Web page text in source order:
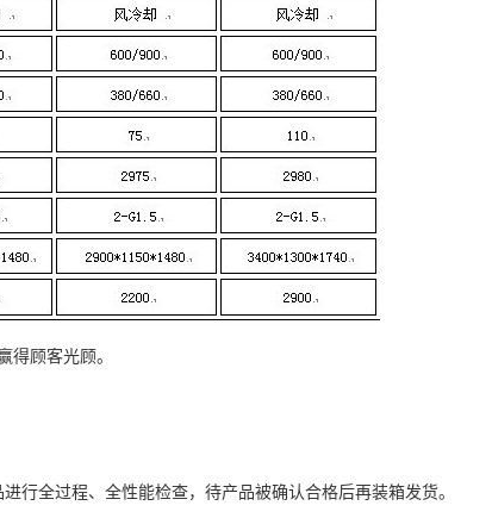
得顾客光顾。
行全过程、全性能检查，待产品被确认合格后再装箱发货。